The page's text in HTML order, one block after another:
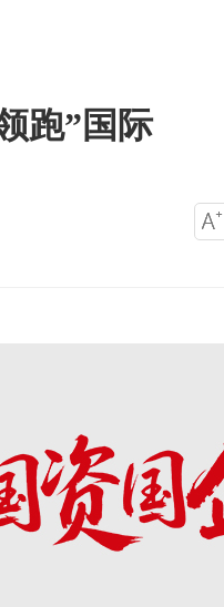
跑”国际